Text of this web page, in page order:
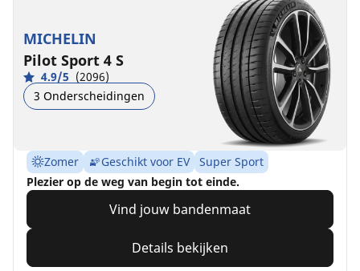
MICHELIN
Pilot Sport 4 S
4.9/5 (2096)
3 Onderscheidingen
Zomer Geschikt voor EV
Super Sport
Plezier op de weg van begin tot einde.
Vind jouw bandenmaat
Details bekijken